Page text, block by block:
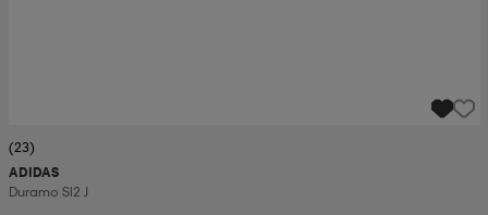
(23)
ADIDAS
Duramo Sl2 J